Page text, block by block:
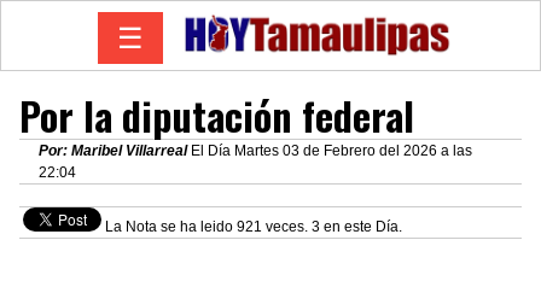
☰
Por la diputación federal
Por: Maribel VillarrealEl Día Martes 03 de Febrero del 2026 a las
22:04
La Nota se ha leido 921 veces. 3 en este Día.